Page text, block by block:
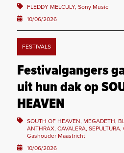
FLEDDY MELCULY, Sony Music
10/06/2026
FESTIVALS
Festivalgangers
uit hun dak op
HEAVEN
SOUTH OF HEAVEN, MEGADETH,
ANTHRAX, CAVALERA,
Gashouder Maastricht
10/06/2026